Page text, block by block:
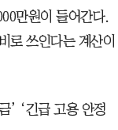
만원이 들어간다.
로 쓰인다는 계산이
’ ‘긴급 고용 안정